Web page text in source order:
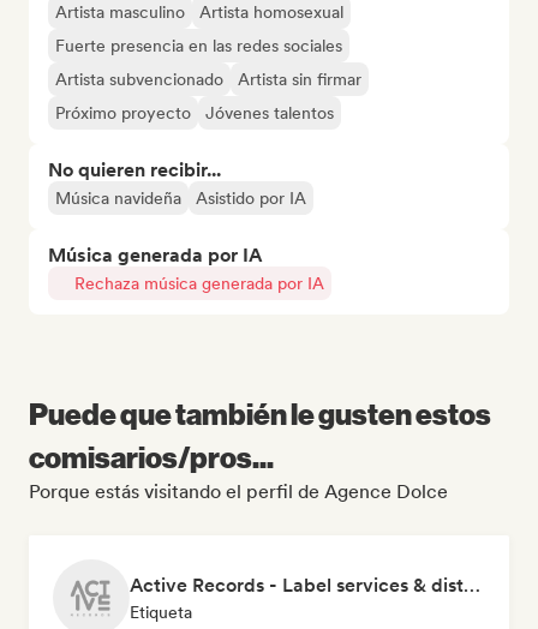
Artista masculino
Artista homosexual
Fuerte presencia en las redes sociales
Artista subvencionado
Artista sin firmar
Próximo proyecto
Jóvenes talentos
No quieren recibir...
Música navideña Asistido por IA
Música generada por IA
Rechaza música generada por IA
Puede que también le gusten estos
comisarios/pros...
Porque estás visitando el perfil de Agence Dolce
Active Records - Label services & distribution
Etiqueta